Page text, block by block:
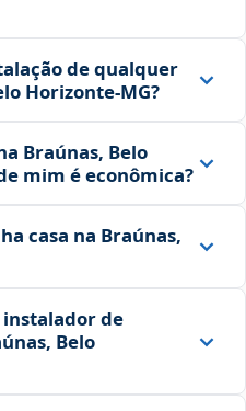
de qualquer
Horizonte‑MG?
Braúnas, Belo
mim é econômica?
casa na Braúnas,
de
Belo